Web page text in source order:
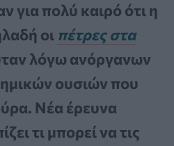
για πολύ καιρό ότι η
οι πέτρες στα
λόγω ανόργανων
ουσιών που
Νέα έρευνα
τι μπορεί να τις